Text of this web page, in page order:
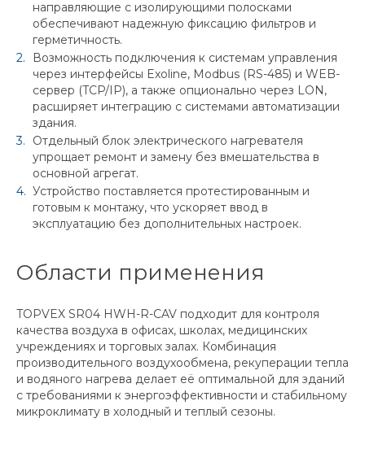
направляющие с изолирующими полосками
обеспечивают надежную фиксацию фильтров и
герметичность.
Возможность подключения к системам управления
через интерфейсы Exoline, Modbus (RS-485) и WEB-
сервер (TCP/IP), а также опционально через LON,
расширяет интеграцию с системами автоматизации
здания.
Отдельный блок электрического нагревателя
упрощает ремонт и замену без вмешательства в
основной агрегат.
Устройство поставляется протестированным и
готовым к монтажу, что ускоряет ввод в
эксплуатацию без дополнительных настроек.
Области применения
TOPVEX SR04 HWH-R-CAV подходит для контроля
качества воздуха в офисах, школах, медицинских
учреждениях и торговых залах. Комбинация
производительного воздухообмена, рекуперации тепла
и водяного нагрева делает её оптимальной для зданий
с требованиями к энергоэффективности и стабильному
микроклимату в холодный и теплый сезоны.